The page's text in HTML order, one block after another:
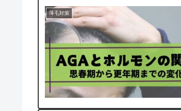
薄毛対策